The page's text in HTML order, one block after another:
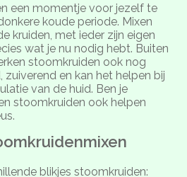
een momentje voor jezelf te
koude periode. Mixen
kruiden, met ieder zijn eigen
wat je nu nodig hebt. Buiten
stoomkruiden ook nog
zuiverend en kan het helpen bij
van de huid. Ben je
stoomkruiden ook helpen
blikjes stoomkruiden: